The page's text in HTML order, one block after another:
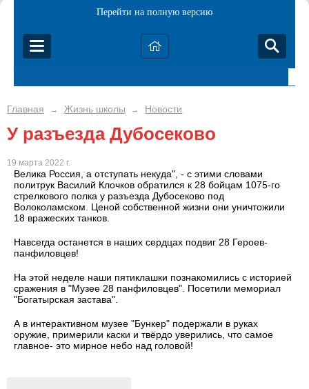
Перейти на полную версию
Главная → Жизнь школы → Новости
У разъезда Дубосеково
19 марта 2022 г.
Велика Россия, а отступать некуда", - с этими словами
политрук Василий Клочков обратился к 28 бойцам 1075-го
стрелкового полка у разъезда Дубосеково под
Волоколамском. Ценой собственной жизни они уничтожили
18 вражеских танков.
Навсегда останется в наших сердцах подвиг 28 Героев-
панфиловцев!
На этой неделе наши пятиклашки познакомились с историей
сражения в "Музее 28 панфиловцев". Посетили мемориал
"Богатырская застава".
А в интерактивном музее "Бункер" подержали в руках
оружие, примерили каски и твёрдо уверились, что самое
главное- это мирное небо над головой!